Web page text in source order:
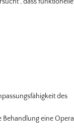
, dass funktionelle
des
Behandlung eine